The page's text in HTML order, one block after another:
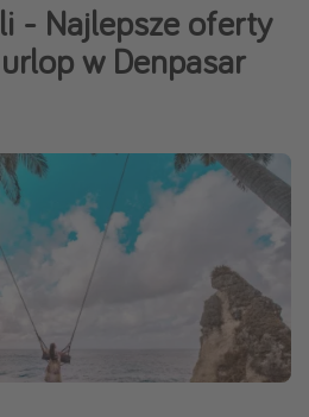
podróżnicze
- Najlepsze oferty
w Denpasar